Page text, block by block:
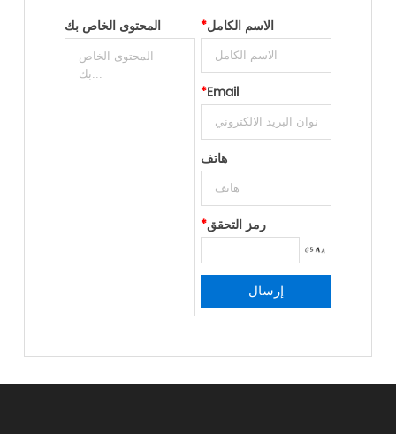
*الاسم الكامل
*Email
هاتف
*رمز التحقق
المحتوى الخاص بك